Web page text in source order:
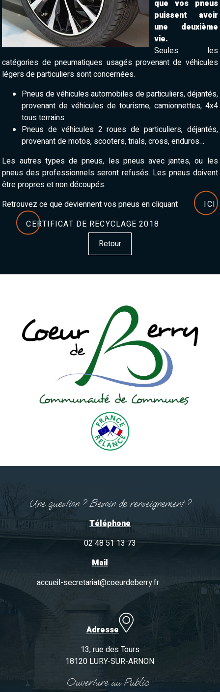
que vos pneus
puissent avoir
une deuxième
vie.
Seules les
catégories de pneumatiques usagés provenant de véhicules
légers de particuliers sont concernées.
Pneus de véhicules automobiles de particuliers, déjantés,
provenant de véhicules de tourisme, camionnettes, 4x4
tous terrains
Pneus de véhicules 2 roues de particuliers, déjantés,
provenant de motos, scooters, trials, cross, enduros…
Les autres types de pneus, les pneus avec jantes, ou les
pneus des professionnels seront refusés. Les pneus doivent
être propres et non découpés.
Retrouvez ce que deviennent vos pneus en cliquant
ICI
CERTIFICAT DE RECYCLAGE 2018
Retour
Une question ? Besoin de renseignement ?
Téléphone
02 48 51 13 73
Mail
accueil-secretariat@coeurdeberry.fr
Adresse
13, rue des Tours
18120 LURY-SUR-ARNON
Ouverture au Public :